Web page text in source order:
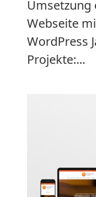
Umsetzung
Webseite
WordPress
Projekte:...